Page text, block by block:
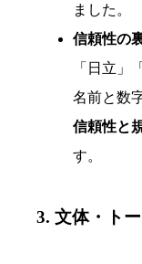
ました。
信頼性の
「日立」
名前と数
信頼性と
す。
3. 文体・ト